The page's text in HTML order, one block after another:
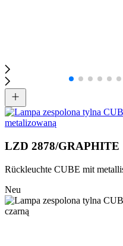
LZD 2878/GRAPHITE
Rückleuchte CUBE mit
Neu